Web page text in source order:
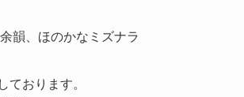
韻、ほのかなミズナラ
ております。